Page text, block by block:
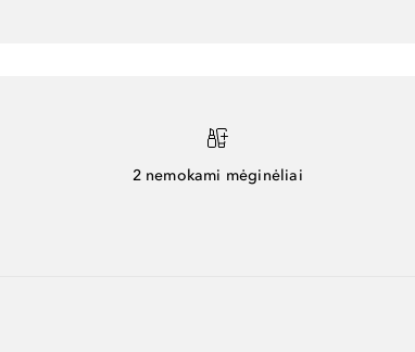
2 nemokami mėginėliai